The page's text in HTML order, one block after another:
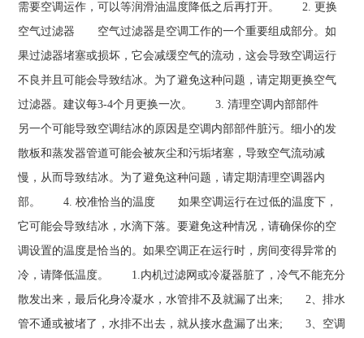
需要空调运作，可以等润滑油温度降低之后再打开。 2. 更换
空气过滤器 空气过滤器是空调工作的一个重要组成部分。如
果过滤器堵塞或损坏，它会减缓空气的流动，这会导致空调运行
不良并且可能会导致结冰。为了避免这种问题，请定期更换空气
过滤器。建议每3-4个月更换一次。 3. 清理空调内部部件
另一个可能导致空调结冰的原因是空调内部部件脏污。细小的发
散板和蒸发器管道可能会被灰尘和污垢堵塞，导致空气流动减
慢，从而导致结冰。为了避免这种问题，请定期清理空调器内
部。 4. 校准恰当的温度 如果空调运行在过低的温度下，
它可能会导致结冰，水滴下落。要避免这种情况，请确保你的空
调设置的温度是恰当的。如果空调正在运行时，房间变得异常的
冷，请降低温度。 1.内机过滤网或冷凝器脏了，冷气不能充分
散发出来，最后化身冷凝水，水管排不及就漏了出来; 2、排水
管不通或被堵了，水排不出去，就从接水盘漏了出来; 3、空调